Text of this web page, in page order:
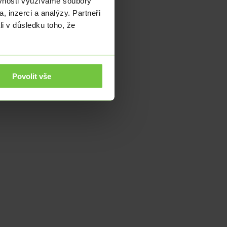
inzerci a analýzy. Partneři
v důsledku toho, že
Povolit vše